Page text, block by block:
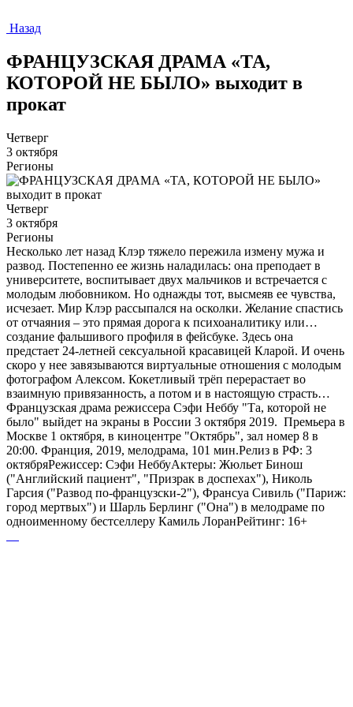
Назад
ФРАНЦУЗСКАЯ ДРАМА «ТА,
КОТОРОЙ НЕ БЫЛО» выходит в
прокат
Четверг
3 октября
Регионы
Четверг
3 октября
Регионы
Несколько лет назад Клэр тяжело пережила измену мужа и
развод. Постепенно ее жизнь наладилась: она преподает в
университете, воспитывает двух мальчиков и встречается с
молодым любовником. Но однажды тот, высмеяв ее чувства,
исчезает. Мир Клэр рассыпался на осколки. Желание спастись
от отчаяния – это прямая дорога к психоаналитику или…
создание фальшивого профиля в фейсбуке. Здесь она
предстает 24-летней сексуальной красавицей Кларой. И очень
скоро у нее завязываются виртуальные отношения с молодым
фотографом Алексом. Кокетливый трёп перерастает во
взаимную привязанность, а потом и в настоящую страсть…
Французская драма режиссера Сэфи Неббу "Та, которой не
было" выйдет на экраны в России 3 октября 2019. Премьера в
Москве 1 октября, в киноцентре "Октябрь", зал номер 8 в
20:00. Франция, 2019, мелодрама, 101 мин.Релиз в РФ: 3
октябряРежиссер: Сэфи НеббуАктеры: Жюльет Бинош
("Английский пациент", "Призрак в доспехах"), Николь
Гарсия ("Развод по-французски-2"), Франсуа Сивиль ("Париж:
город мертвых") и Шарль Берлинг ("Она") в мелодраме по
одноименному бестселлеру Камиль ЛоранРейтинг: 16+